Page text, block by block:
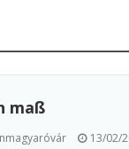
maß
13/02/